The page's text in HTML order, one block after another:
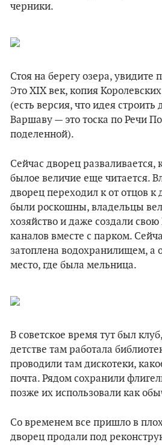
черники.
Стоя на берегу озера, увидите
Это XIX век, копия
(есть версия, что идея строить
Варшаву — это тоска по Речи
поделенной).
Сейчас дворец разваливается,
былое величие еще читается.
дворец переходил к от отцов
были роскошны, владельцы
хозяйство и даже создали
каналов вместе с парком.
затоплена водохранилищем, а
место, где была мельница.
В советское время тут был
детстве там работала
проводили там дискотеки,
почта. Рядом сохранили
позже их использовали как
Со временем все пришло в
дворец продали под